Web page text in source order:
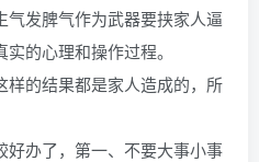
气发脾气作为武器要挟家人逼
的心理和操作过程。
的结果都是家人造成的，所
好办了，第一、不要大事小事